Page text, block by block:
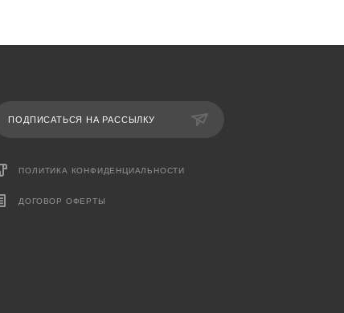
ПОДПИСАТЬСЯ НА РАССЫЛКУ
ПОЛИТИКА КОНФИДЕНЦИАЛЬНОСТИ
ДОГОВОР ОФЕРТЫ